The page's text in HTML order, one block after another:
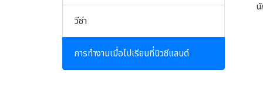
วีซ่า
การทำงานเมื่อไปเรียนที่นิวซีแลนด์
นั